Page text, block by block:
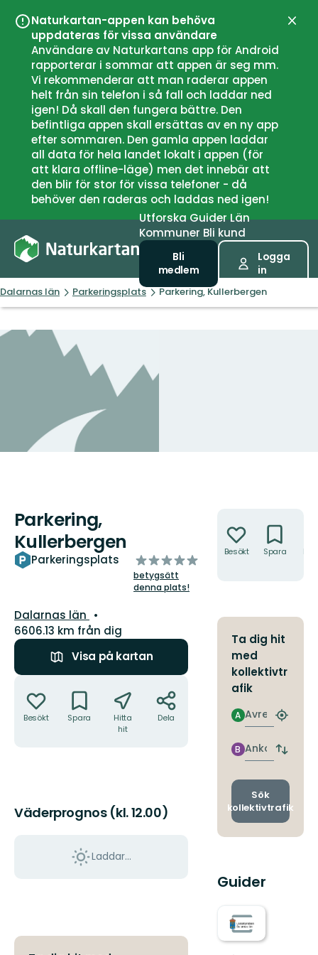
Naturkartan-appen kan behöva
uppdateras för vissa användare
Användare av Naturkartans app för Android
rapporterar i sommar att appen är seg mm.
Vi rekommenderar att man raderar appen
helt från sin telefon i så fall och laddar ned
igen! Då skall den fungera bättre. Den
befintliga appen skall ersättas av en ny app
efter sommaren. Den gamla appen laddar
all data för hela landet lokalt i appen (för
att klara offline-läge) men det innebär att
den blir för stor för vissa telefoner - då
behöver den raderas och laddas ned igen!
UtforskaGuiderLän
Kommuner Bli kund
Bli
medlem
Logga
in
Dalarnas län Parkeringsplats Parkering, Kullerbergen
Parkering,
Kullerbergen
Parkeringsplats
av
5
stjärnor
betygsätt
denna plats!
Län:
Dalarnas län
6606.13 km från dig
Visa på kartan
Besökt Spara
Hitta
hit
Dela
Väderprognos (kl. 12.00)
Laddar...
Besökt Spara
Ta dig hit
med
kollektivtr
afik
Avresa
A
Hitta
Ankomst
B
Byt
och
Sök
kollektivtrafik
Guider